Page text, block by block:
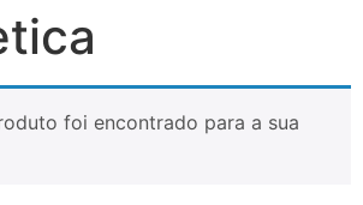
foi encontrado para a sua